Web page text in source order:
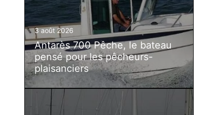
3 août 2026
Antarès 700 Pêche, le bateau
pensé pour les pêcheurs-
plaisanciers